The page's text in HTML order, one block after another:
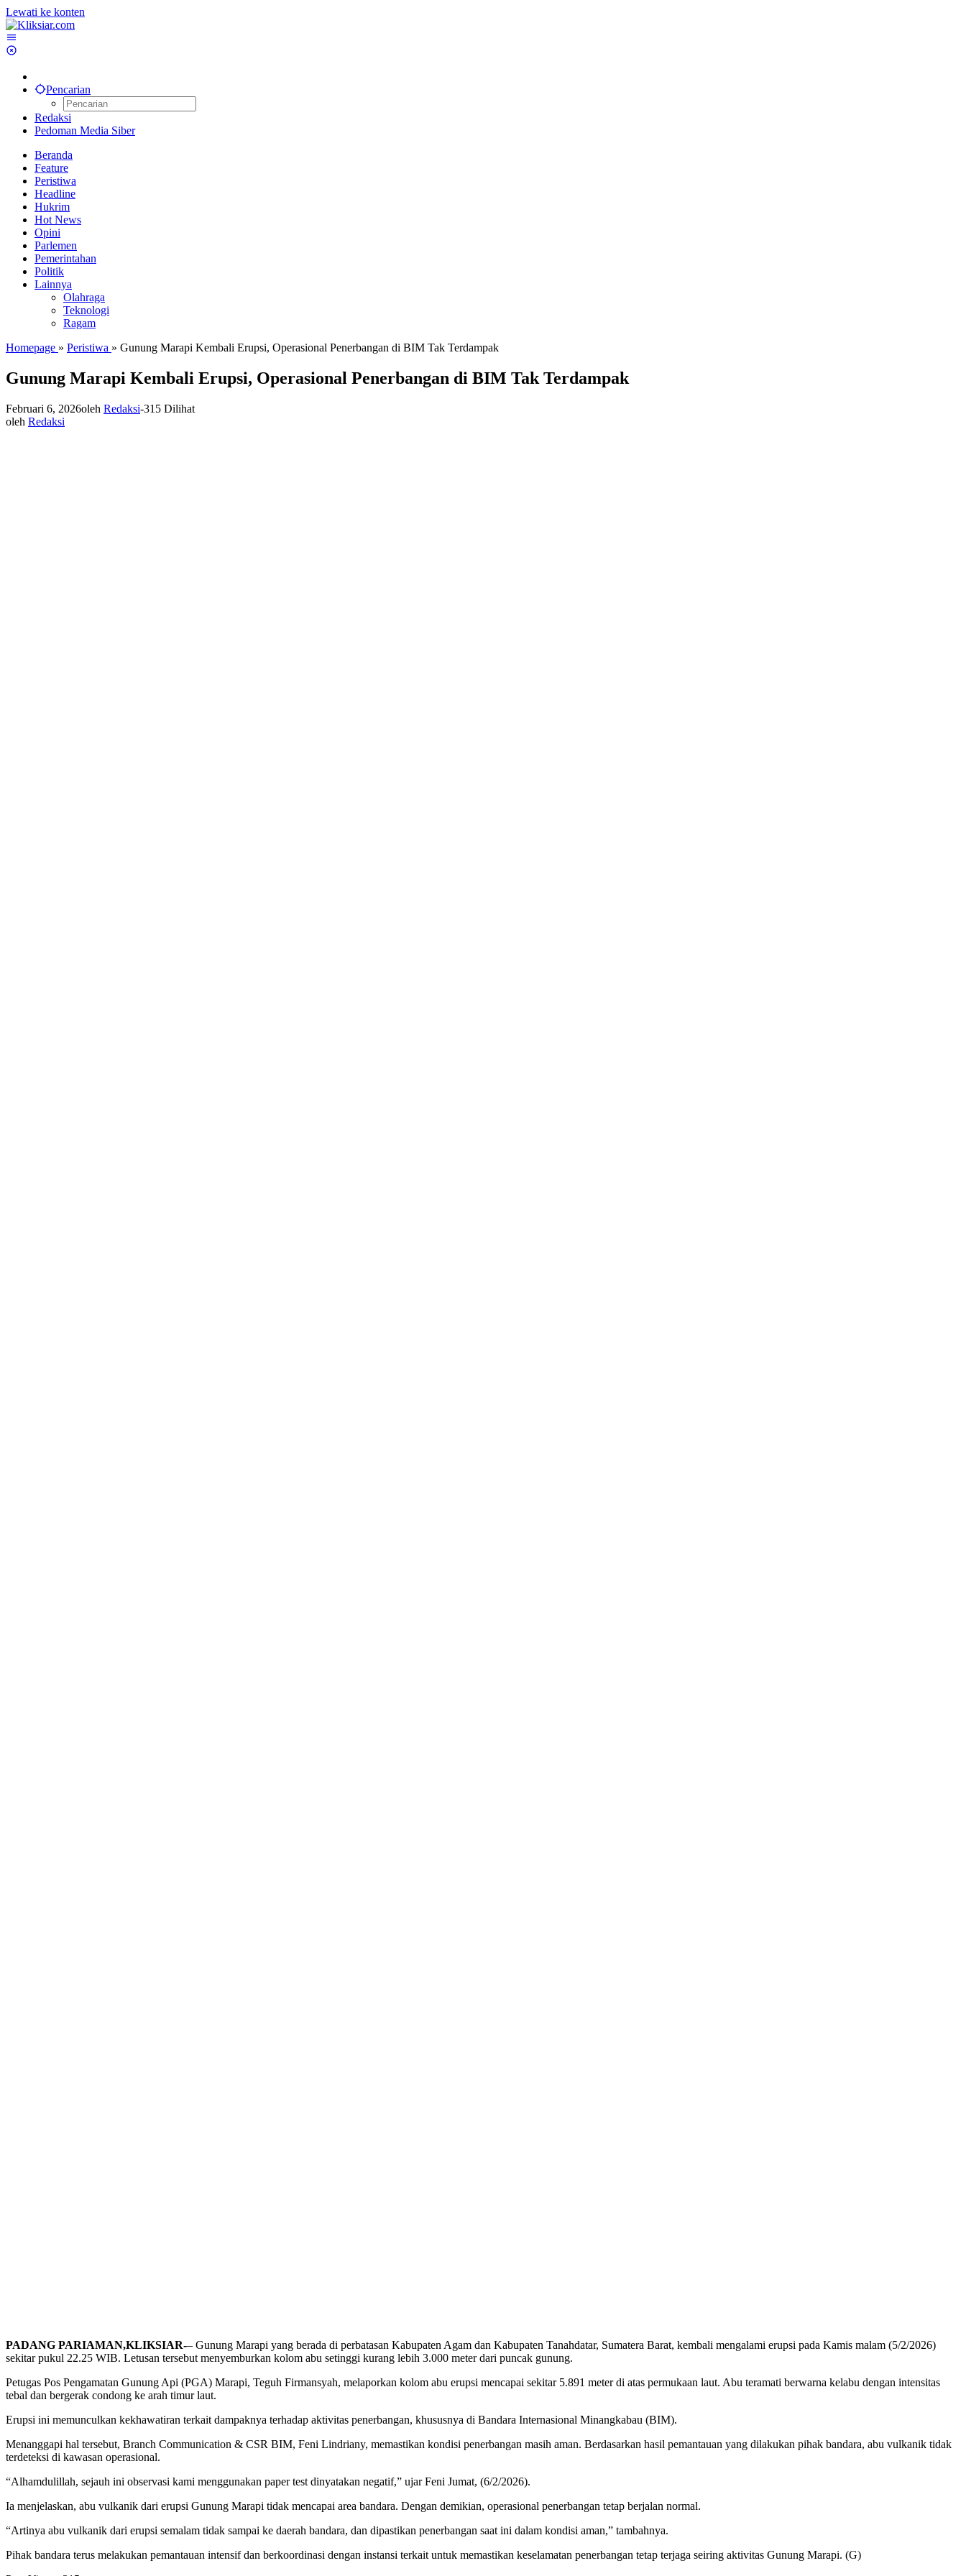
Lewati ke konten
Pencarian
Redaksi
Pedoman Media Siber
Beranda
Feature
Peristiwa
Headline
Hukrim
Hot News
Opini
Parlemen
Pemerintahan
Politik
Lainnya
Olahraga
Teknologi
Ragam
Homepage » Peristiwa » Gunung Marapi Kembali Erupsi, Operasional Penerbangan di BIM Tak Terdampak
Gunung Marapi Kembali Erupsi, Operasional Penerbangan di BIM Tak Terdampak
Februari 6, 2026oleh Redaksi-315 Dilihat
oleh Redaksi
PADANG PARIAMAN,KLIKSIAR-– Gunung Marapi yang berada di perbatasan Kabupaten Agam dan Kabupaten Tanahdatar, Sumatera Barat, kembali mengalami erupsi pada Kamis malam (5/2/2026)
sekitar pukul 22.25 WIB. Letusan tersebut menyemburkan kolom abu setinggi kurang lebih 3.000 meter dari puncak gunung.
Petugas Pos Pengamatan Gunung Api (PGA) Marapi, Teguh Firmansyah, melaporkan kolom abu erupsi mencapai sekitar 5.891 meter di atas permukaan laut. Abu teramati berwarna kelabu dengan intensitas
tebal dan bergerak condong ke arah timur laut.
Erupsi ini memunculkan kekhawatiran terkait dampaknya terhadap aktivitas penerbangan, khususnya di Bandara Internasional Minangkabau (BIM).
Menanggapi hal tersebut, Branch Communication & CSR BIM, Feni Lindriany, memastikan kondisi penerbangan masih aman. Berdasarkan hasil pemantauan yang dilakukan pihak bandara, abu vulkanik tidak
terdeteksi di kawasan operasional.
“Alhamdulillah, sejauh ini observasi kami menggunakan paper test dinyatakan negatif,” ujar Feni Jumat, (6/2/2026).
Ia menjelaskan, abu vulkanik dari erupsi Gunung Marapi tidak mencapai area bandara. Dengan demikian, operasional penerbangan tetap berjalan normal.
“Artinya abu vulkanik dari erupsi semalam tidak sampai ke daerah bandara, dan dipastikan penerbangan saat ini dalam kondisi aman,” tambahnya.
Pihak bandara terus melakukan pemantauan intensif dan berkoordinasi dengan instansi terkait untuk memastikan keselamatan penerbangan tetap terjaga seiring aktivitas Gunung Marapi. (G)